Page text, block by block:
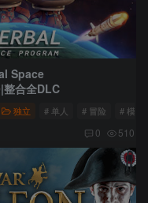
Space
合全DLC
独立 # 单人 # 冒险 # 模拟
0 510